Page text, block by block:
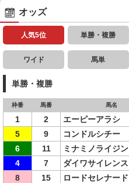
オッズ
人気5位 単勝・複勝
ワイド 馬単
単勝・複勝
枠番 馬番 馬名
1 2 エーピーアラシ
5
9 コンドルシチー
6
11 ミナミノライジン
4
7 ダイワサイレンス
8
15 ロードセレナード